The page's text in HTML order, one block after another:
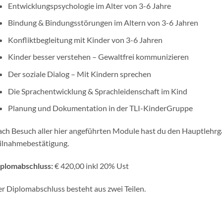
Entwicklungspsychologie im Alter von 3-6 Jahre
Bindung & Bindungsstörungen im Altern von 3-6 Jahren
Konfliktbegleitung mit Kinder von 3-6 Jahren
Kinder besser verstehen – Gewaltfrei kommunizieren
Der soziale Dialog – Mit Kindern sprechen
Die Sprachentwicklung & Sprachleidenschaft im Kind
Planung und Dokumentation in der TLI-KinderGruppe
Besuch aller hier angeführten Module hast du den
€ 420,00 inkl 20% Ust
Diplomabschluss besteht aus zwei Teilen.